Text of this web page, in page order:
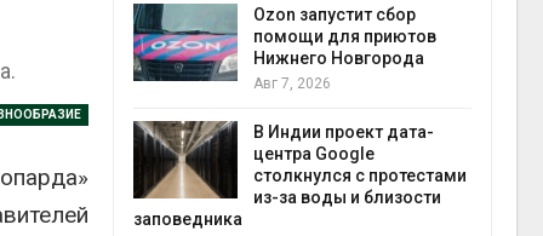
к
за роста
Ozon запустит сбор
помощи для приютов
Нижнего Новгорода
Авг 7, 2026
В Индии проект дата-
центра Google
столкнулся с протестами
из-за воды и близости
заповедника